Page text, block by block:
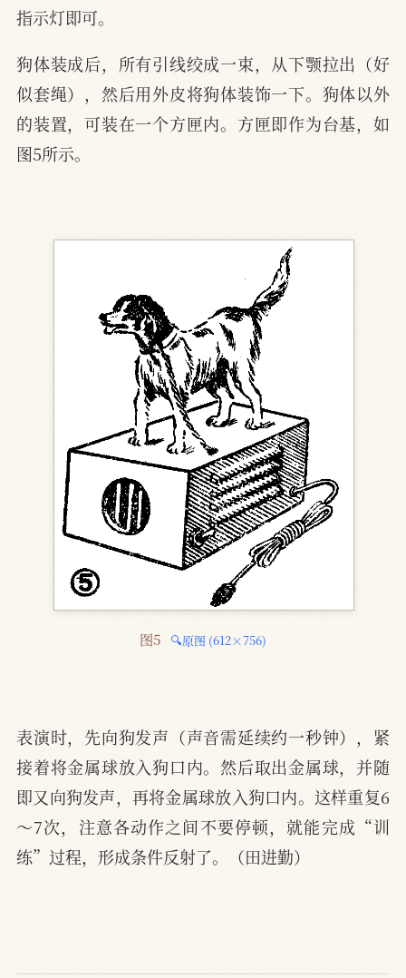
指示灯即可。
狗体装成后，所有引线绞成一束，从下颚拉出（好
似套绳），然后用外皮将狗体装饰一下。狗体以外
的装置，可装在一个方匣内。方匣即作为台基，如
图5所示。
图5 🔍原图 (612×756)
表演时，先向狗发声（声音需延续约一秒钟），紧
接着将金属球放入狗口内。然后取出金属球，并随
即又向狗发声，再将金属球放入狗口内。这样重复6
～7次，注意各动作之间不要停顿，就能完成“训
练”过程，形成条件反射了。（田进勤）